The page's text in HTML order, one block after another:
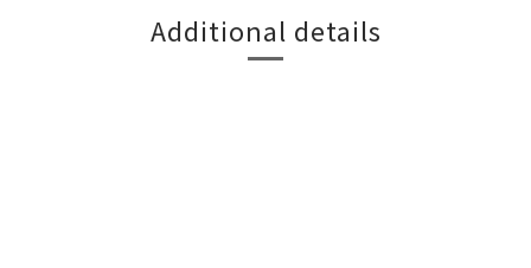
Additional details